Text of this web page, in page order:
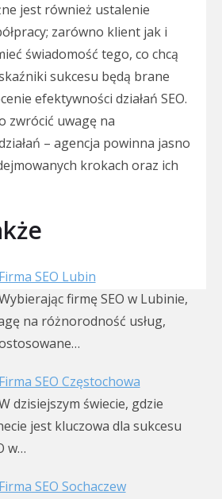
jest również ustalenie
zarówno klient jak i
świadomość tego, co chcą
sukcesu będą brane
efektywności działań SEO.
zwrócić uwagę na
– agencja powinna jasno
krokach oraz ich
Firma SEO Lubin
firmę SEO w Lubinie,
na różnorodność usług,
Firma SEO Częstochowa
dzisiejszym świecie, gdzie
jest kluczowa dla sukcesu
w…
Firma SEO Sochaczew